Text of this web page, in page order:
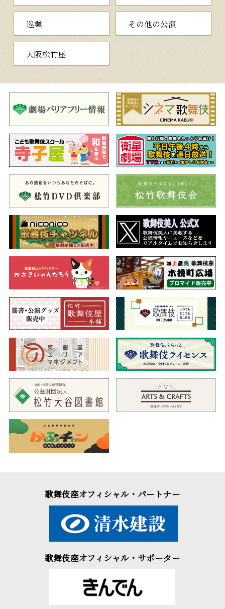
しまいます。松山太夫恋しさのあまり正気を失い、いつの間にか
しみ、いつしかまどろみ始めます。そこへ恋焦がれていた松山太
夫が現れます。二人で連れ舞をし、しばしの逢瀬を楽しんだのも
悟った久兵衛は、その場に泣き伏してしまうのでした。
巡業 その他の公演
大阪松竹座
歌舞伎座オフィシャル・パートナー
歌舞伎座オフィシャル・サポーター